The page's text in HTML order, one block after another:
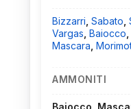
Bizzarri Sabato
Vargas Baiocco
Mascara
AMMONITI